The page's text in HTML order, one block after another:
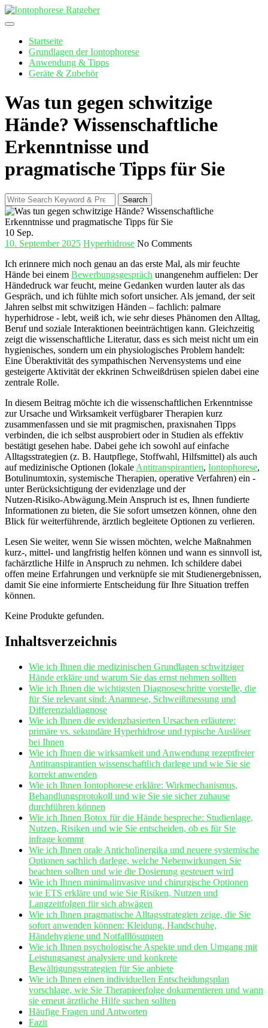
Skip
to
Startseite
Grundlagen der Iontophorese
Anwendung & Tipps
Geräte & Zubehör
Was tun gegen schwitzige
Hände? Wissenschaftliche
Erkenntnisse und
pragmatische Tipps für Sie
Search
for:
Search
10 Sep.
10. September 2025 Hyperhidrose No Comments
Ich erinnere⁤ mich noch genau an das erste ‍Mal, als mir feuchte
Hände bei einem Bewerbungsgespräch unangenehm auffielen:‍ Der
Händedruck war feucht, meine Gedanken wurden lauter als das
Gespräch, und‍ ich fühlte mich sofort unsicher. Als jemand, der ​seit
Jahren⁣ selbst ⁣mit schwitzigen Händen – fachlich: palmare
⁤hyperhidrose ​- lebt,⁢ weiß ich, wie sehr ⁣dieses Phänomen den ⁣Alltag,
Beruf und soziale Interaktionen beeinträchtigen kann. ​Gleichzeitig
zeigt die wissenschaftliche Literatur, dass‌ es sich meist nicht um ein
hygienisches, sondern um ein physiologisches Problem handelt:
‌Eine Überaktivität des sympathischen Nervensystems und eine
gesteigerte ‍Aktivität der ekkrinen Schweißdrüsen⁢ spielen dabei​ eine
‍zentrale Rolle.
In diesem Beitrag⁤ möchte ich die wissenschaftlichen ⁢Erkenntnisse
zur Ursache und Wirksamkeit‌ verfügbarer Therapien kurz‌
zusammenfassen‌ und sie ​mit pragmischen,⁤ praxisnahen Tipps
verbinden, die⁢ ich selbst ausprobiert oder in⁢ Studien als effektiv⁢
bestätigt gesehen habe. Dabei gehe ⁤ich sowohl auf einfache
Alltagsstrategien (z. ⁣B. Hautpflege, Stoffwahl, ⁤Hilfsmittel)⁢ als auch‌
auf medizinische Optionen⁣ (lokale Antitranspirantien, Iontophorese,
Botulinumtoxin, systemische Therapien, operative Verfahren) ein ⁣-
unter Berücksichtigung der evidenzlage und der
Nutzen‑Risiko‑Abwägung.Mein Anspruch ⁢ist ‌es, ‍Ihnen fundierte
Informationen zu bieten, die Sie sofort umsetzen können, ohne den
Blick für weiterführende, ärztlich begleitete Optionen zu verlieren.
Lesen Sie weiter, ‍wenn Sie ​wissen möchten, welche Maßnahmen
kurz-, mittel-⁣ und langfristig helfen⁣ können ⁣und⁢ wann‌ es sinnvoll ist,⁤
fachärztliche Hilfe in⁢ Anspruch zu‌ nehmen. Ich‌ schildere dabei
offen meine ​Erfahrungen und verknüpfe​ sie mit Studienergebnissen,
damit Sie eine informierte Entscheidung für​ Ihre Situation treffen
können.
Keine Produkte gefunden.
Inhaltsverzeichnis
Wie ⁢ich Ihnen die‍ medizinischen Grundlagen schwitziger
Hände erkläre und warum Sie das ernst nehmen sollten
Wie ich Ihnen die wichtigsten Diagnoseschritte vorstelle, die
‌für Sie relevant sind:⁤ Anamnese,​ Schweißmessung und
Differenzialdiagnose
Wie ⁢ich ⁤Ihnen die evidenzbasierten ​Ursachen erläutere:
⁤primäre vs. sekundäre Hyperhidrose und typische Auslöser
bei Ihnen
Wie ich Ihnen⁣ die wirksamkeit und‍ Anwendung ‌rezeptfreier
Antitranspirantien wissenschaftlich darlege‌ und wie Sie sie
⁢korrekt anwenden
Wie ich Ihnen ‍Iontophorese ‍erkläre: Wirkmechanismus,
Behandlungsprotokoll und wie Sie sie sicher zuhause
durchführen können
Wie ich Ihnen⁣ Botox für die Hände bespreche: ⁣Studienlage,
Nutzen, Risiken und wie Sie entscheiden, ob‌ es‍ für Sie
infrage kommt
Wie ich Ihnen orale‌ Anticholinergika und ⁤neuere systemische
Optionen sachlich darlege, welche Nebenwirkungen Sie
beachten‌ sollten ⁣und wie die Dosierung gesteuert ‌wird
Wie ich Ihnen minimalinvasive ​und chirurgische Optionen
wie ETS erkläre und wie Sie Risiken, Nutzen und
Langzeitfolgen​ für sich abwägen
Wie ich‍ Ihnen pragmatische ⁣Alltagsstrategien ‌zeige, die Sie
sofort anwenden können: Kleidung, Handschuhe,
Händehygiene ⁢und ​Notfalllösungen
Wie ⁢ich⁤ Ihnen psychologische Aspekte und den Umgang ⁤mit
Leistungsangst analysiere und konkrete
Bewältigungsstrategien ​für Sie​ anbiete
Wie ich Ihnen einen individuellen Entscheidungsplan
vorschlage, wie⁢ Sie ⁣Therapieerfolge dokumentieren und wann
sie erneut ärztliche Hilfe ‌suchen sollten
Häufige ​Fragen und Antworten
Fazit